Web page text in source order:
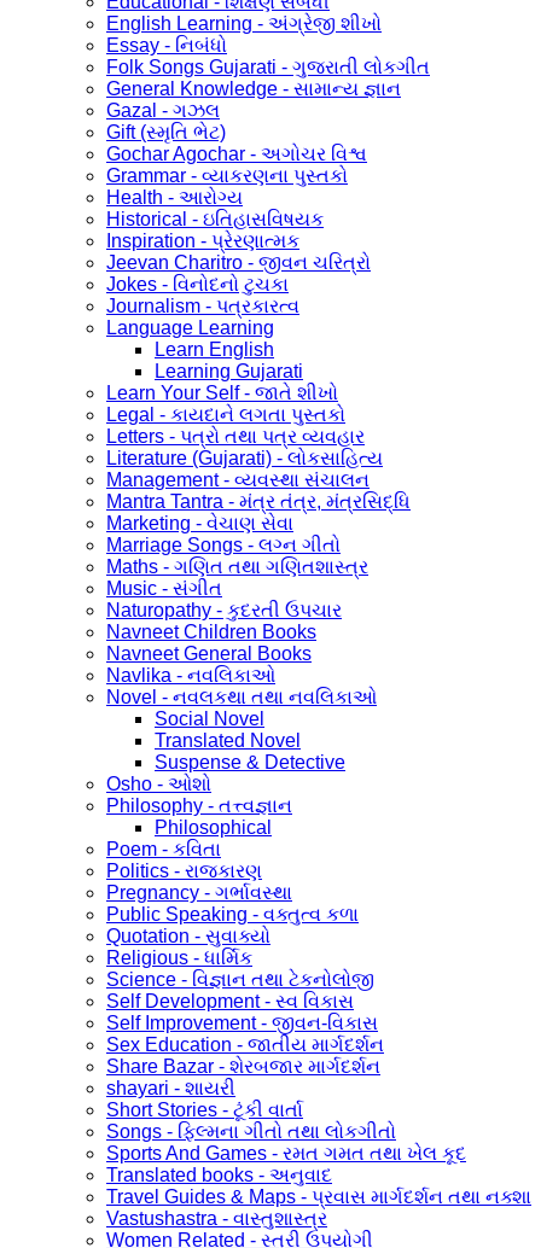
English Learning - અંગ્રેજી શીખો
Essay - નિબંધો
Folk Songs Gujarati - ગુજરાતી લોકગીત
General Knowledge - સામાન્ય જ્ઞાન
Gazal - ગઝલ
Gift (સ્મૃતિ ભેટ)
Gochar Agochar - અગોચર વિશ્વ
Grammar - વ્યાકરણના પુસ્તકો
Health - આરોગ્ય
Historical - ઇતિહાસવિષયક
Inspiration - પ્રેરણાત્મક
Jeevan Charitro - જીવન ચરિત્રો
Jokes - વિનોદનો ટુચકા
Journalism - પત્રકારત્વ
Language Learning
Learn English
Learning Gujarati
Learn Your Self - જાતે શીખો
Legal - કાયદાને લગતા પુસ્તકો
Letters - પત્રો તથા પત્ર વ્યવહાર
Literature (Gujarati) - લોકસાહિત્ય
Management - વ્યવસ્થા સંચાલન
Mantra Tantra - મંત્ર તંત્ર, મંત્રસિદ્ધિ
Marketing - વેચાણ સેવા
Marriage Songs - લગ્ન ગીતો
Maths - ગણિત તથા ગણિતશાસ્ત્ર
Music - સંગીત
Naturopathy - કુદરતી ઉપચાર
Navneet Children Books
Navneet General Books
Navlika - નવલિકાઓ
Novel - નવલકથા તથા નવલિકાઓ
Social Novel
Translated Novel
Suspense & Detective
Osho - ઓશો
Philosophy - તત્ત્વજ્ઞાન
Philosophical
Poem - કવિતા
Politics - રાજકારણ
Pregnancy - ગર્ભાવસ્થા
Public Speaking - વક્તુત્વ કળા
Quotation - સુવાક્યો
Religious - ધાર્મિક
Science - વિજ્ઞાન તથા ટેકનોલોજી
Self Development - સ્વ વિકાસ
Self Improvement - જીવન-વિકાસ
Sex Education - જાતીય માર્ગદર્શન
Share Bazar - શેરબજાર માર્ગદર્શન
shayari - શાયરી
Short Stories - ટૂંકી વાર્તા
Songs - ફિલ્મના ગીતો તથા લોકગીતો
Sports And Games - રમત ગમત તથા ખેલ કૂદ
Translated books - અનુવાદ
Travel Guides & Maps - પ્રવાસ માર્ગદર્શન તથા નક્શા
Vastushastra - વાસ્તુશાસ્ત્ર
Women Related - સ્ત્રી ઉપયોગી